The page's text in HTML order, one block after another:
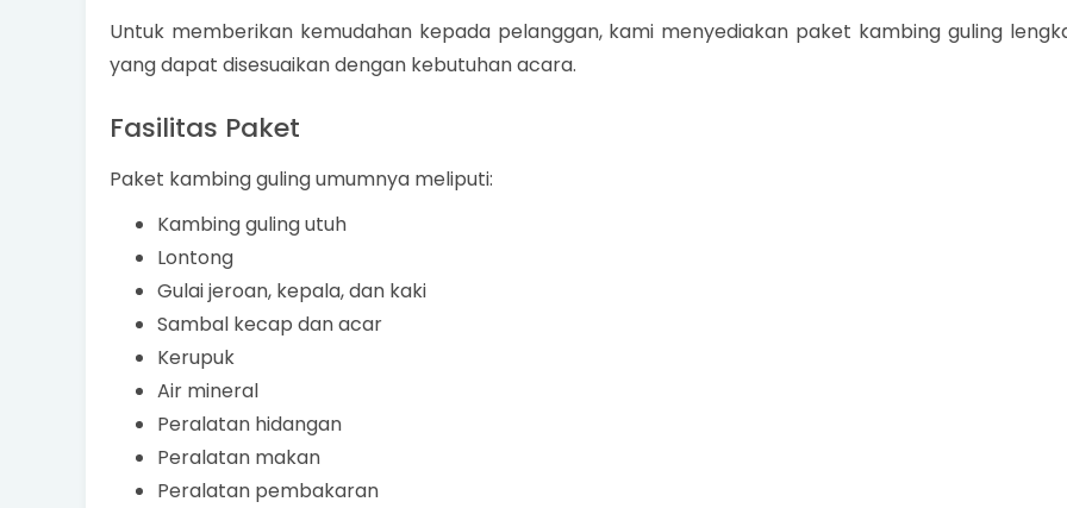
Untuk memberikan kemudahan kepada pelanggan, kami menyediakan paket kambing guling
yang dapat disesuaikan dengan kebutuhan acara.
Fasilitas Paket
Paket kambing guling umumnya meliputi:
Kambing guling utuh
Lontong
Gulai jeroan, kepala, dan kaki
Sambal kecap dan acar
Kerupuk
Air mineral
Peralatan hidangan
Peralatan makan
Peralatan pembakaran